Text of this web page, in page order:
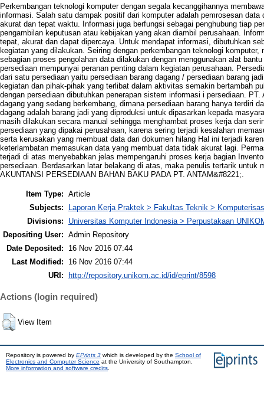
Perkembangan teknologi komputer dengan segala kecanggihannya
informasi. Salah satu dampak positif dari komputer adalah pemrosesan
akurat dan tepat waktu. Informasi juga berfungsi sebagai penghubung tiap
pengambilan keputusan atau kebijakan yang akan diambil perusahaan.
tepat, akurat dan dapat dipercaya. Untuk mendapat informasi, dibutuhkan
kegiatan yang dilakukan. Seiring dengan perkembangan teknologi
sebagian proses pengolahan data dilakukan dengan menggunakan alat
persediaan mempunyai peranan penting dalam kegiatan perusahaan.
dari satu persediaan yaitu persediaan barang dagang / persediaan barang
kegiatan dan pihak-pihak yang terlibat dalam aktivitas semakin bertambah
dengan persediaan dibutuhkan penerapan sistem informasi i persediaan.
dagang yang sedang berkembang, dimana persediaan barang hanya terdiri
dagang adalah barang jadi yang diproduksi untuk dipasarkan kepada
masih dilakukan secara manual sehingga menghambat proses kerja dan
persediaan yang dipakai perusahaan, karena sering terjadi kesalahan
serta kerusakan yang membuat data dari dokumen hilang Hal ini terjadi
keterlambatan memasukan data yang membuat data tidak akurat lagi.
terjadi di atas menyebabkan jelas mempengaruhi proses kerja bagian
persediaan. Berdasarkan latar belakang di atas, maka penulis tertarik untuk
AKUNTANSI PERSEDIAAN BAHAN BAKU PADA PT. ANTAM&#8221;.
Item Type: Article
Subjects:
Laporan Kerja Praktek > Fakultas Teknik >
Divisions:
Universitas Komputer Indonesia > Perpustakaan
Depositing User: Admin Repository
Date Deposited:
16 Nov 2016 07:44
Last Modified:
16 Nov 2016 07:44
URI:
http://repository.unikom.ac.id/id/eprint/8598
Actions (login required)
View Item
Repository is powered by EPrints 3 which is developed by the School of
Electronics and Computer Science at the University of Southampton.
More information and software credits